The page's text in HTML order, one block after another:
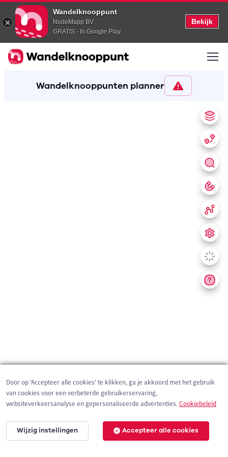
Wandelknooppunt
NodeMapp BV
GRATIS - In Google Play
Bekijk
Wandelknooppunten planner
200 m
Door op 'Accepteer alle cookies' te klikken, ga je akkoord met het gebruik
van cookies voor een verbeterde gebruikerservaring,
websiteverkeersanalyse en gepersonaliseerde advertenties.Cookiebeleid
Wijzig instellingen Accepteer alle cookies